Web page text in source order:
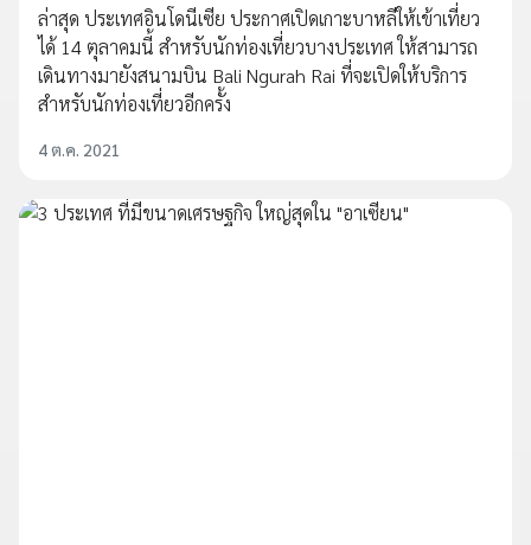
ล่าสุด ประเทศอินโดนีเซีย ประกาศเปิดเกาะบาหลีให้เข้าเที่ยว
ได้ 14 ตุลาคมนี้ สำหรับนักท่องเที่ยวบางประเทศ ให้สามารถ
เดินทางมายังสนามบิน Bali Ngurah Rai ที่จะเปิดให้บริการ
สำหรับนักท่องเที่ยวอีกครั้ง
4 ต.ค. 2021